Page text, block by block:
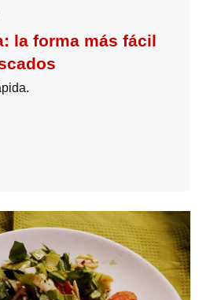
la forma más fácil